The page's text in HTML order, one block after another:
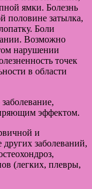
ямки. Болезнь
половине затылка,
Боли
Возможно
нарушении
точек
в области
эффектом.
и
заболеваний,
(легких, плевры,